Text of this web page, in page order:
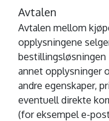
Avtalen
Avtalen mellom
opplysningene
bestillingsløsningen
annet opplysninger
andre egenskaper,
eventuell direkte
(for eksempel e-